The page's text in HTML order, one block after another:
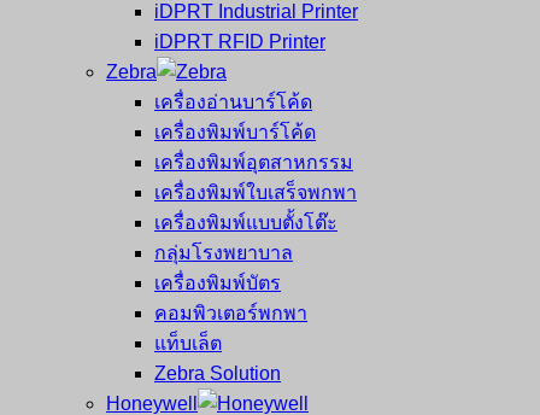
iDPRT Industrial Printer
iDPRT RFID Printer
Zebra
เครื่องอ่านบาร์โค้ด
เครื่องพิมพ์บาร์โค้ด
เครื่องพิมพ์อุตสาหกรรม
เครื่องพิมพ์ใบเสร็จพกพา
เครื่องพิมพ์แบบตั้งโต๊ะ
กลุ่มโรงพยาบาล
เครื่องพิมพ์บัตร
คอมพิวเตอร์พกพา
แท็บเล็ต
Zebra Solution
Honeywell